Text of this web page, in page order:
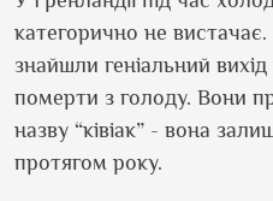
категорично не вистачає.
знайшли геніальний вихід
померти з голоду. Вони
назву “ківіак” - вона
протягом року.